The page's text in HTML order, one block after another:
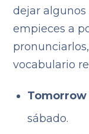
dejar algunos
empieces a
vocabulario
sábado.